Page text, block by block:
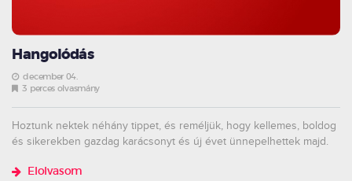
Hangolódás
december 04.
3 perces olvasmány
Hoztunk nektek néhány tippet, és reméljük, hogy kellemes, boldog
és sikerekben gazdag karácsonyt és új évet ünnepelhettek majd.
Elolvasom